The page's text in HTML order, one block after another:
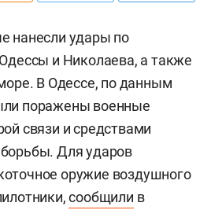
нанесли удары по
и Николаева, а также
В Одессе, по данным
поражены военные
связи и средствами
Для ударов
оружие воздушного
сообщили в